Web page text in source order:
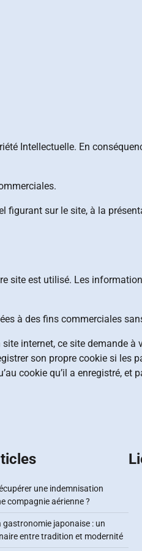
Intellectuelle. En
figurant sur le site, à la
site est utilisé. Les
à des fins commerciales
internet, ce site demande à
son propre cookie si les
cookie qu’il a enregistré, et
une indemnisation
compagnie aérienne ?
gastronomie japonaise : un
entre tradition et modernité